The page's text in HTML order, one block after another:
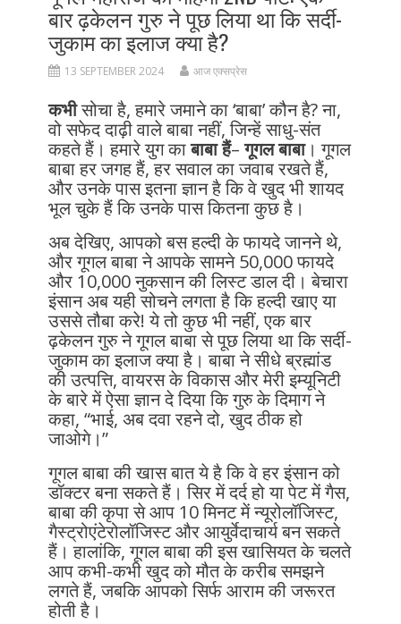
बार ढ़केलन गुरु ने पूछ लिया था कि सर्दी-
जुकाम का इलाज क्या है?
13 SEPTEMBER 2024 आज एक्सप्रेस
कभीसोचा है, हमारे जमाने का ‘बाबा’ कौन है? ना,
वो सफेद दाढ़ी वाले बाबा नहीं, जिन्हें साधु-संत
कहते हैं। हमारे युग काबाबाहैं–गूगल बाबा। गूगल
बाबा हर जगह हैं, हर सवाल का जवाब रखते हैं,
और उनके पास इतना ज्ञान है कि वे खुद भी शायद
भूल चुके हैं कि उनके पास कितना कुछ है।
अब देखिए, आपको बस हल्दी के फायदे जानने थे,
और गूगल बाबा ने आपके सामने 50,000 फायदे
और 10,000 नुकसान की लिस्ट डाल दी। बेचारा
इंसान अब यही सोचने लगता है कि हल्दी खाए या
उससे तौबा करे! ये तो कुछ भी नहीं, एक बार
ढ़केलन गुरु ने गूगल बाबा से पूछ लिया था कि सर्दी-
जुकाम का इलाज क्या है। बाबा ने सीधे ब्रह्मांड
की उत्पत्ति, वायरस के विकास और मेरी इम्यूनिटी
के बारे में ऐसा ज्ञान दे दिया कि गुरु के दिमाग ने
कहा, “भाई, अब दवा रहने दो, खुद ठीक हो
जाओगे।”
गूगल बाबा की खास बात ये है कि वे हर इंसान को
डॉक्टर बना सकते हैं। सिर में दर्द हो या पेट में गैस,
बाबा की कृपा से आप 10 मिनट में न्यूरोलॉजिस्ट,
गैस्ट्रोएंटेरोलॉजिस्ट और आयुर्वेदाचार्य बन सकते
हैं। हालांकि, गूगल बाबा की इस खासियत के चलते
आप कभी-कभी खुद को मौत के करीब समझने
लगते हैं, जबकि आपको सिर्फ आराम की जरूरत
होती है।